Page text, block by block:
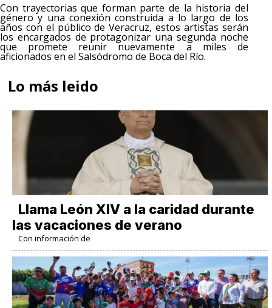
Con trayectorias que forman parte de la historia del
género y una conexión construida a lo largo de los
años con el público de Veracruz, estos artistas serán
los encargados de protagonizar una segunda noche
que promete reunir nuevamente a miles de
aficionados en el Salsódromo de Boca del Río.
Lo más leido
Llama León XIV a la caridad durante
las vacaciones de verano
Con información de